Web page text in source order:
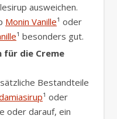
ausweichen.
Monin Vanille¹ oder
¹ besonders gut.
für die Creme
Bestandteile
¹ oder
oder darauf, ein